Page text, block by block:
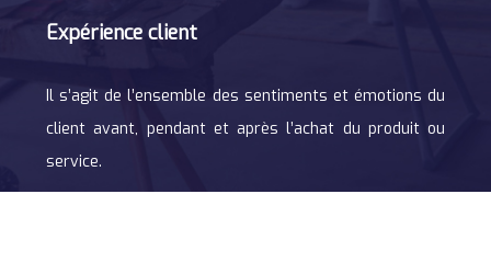
Expérience client
Il s’agit de l’ensemble des sentiments et émotions du
client avant, pendant et après l’achat du produit ou
service.